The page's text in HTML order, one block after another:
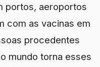
portos, aeroportos
com as vacinas em
procedentes
mundo torna esses